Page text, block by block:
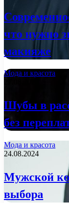
что нужно
макияже
Мода и красота
Шубы в
без
Мода и красота
24.08.2024
Мужской
выбора